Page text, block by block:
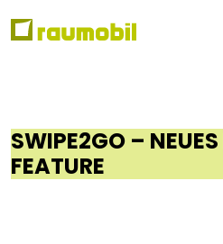
SWIPE2GO –
FEATURE